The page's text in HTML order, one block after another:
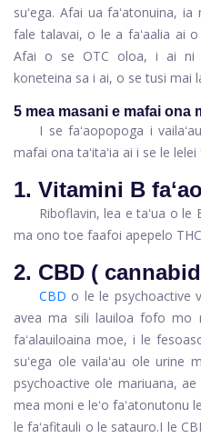
suʻega. Afai ua faʻatonuina,
fale talavai, o le a faʻaalia ai
Afai o se OTC oloa, i ai ni
koneteina sa i ai, o se tusi mai
5 mea masani e mafai ona
I se faʻaopopoga i
mafai ona taʻitaʻia ai i se le lelei
1. Vitamini B
Riboflavin, lea e taʻua o le
ma ono toe faafoi apepelo
2. CBD (
CBD o le le psychoactive
avea ma sili lauiloa fofo
faʻalauiloaina moe, i le
suʻega ole vailaʻau ole urine
psychoactive ole mariuana, ae
mea moni e leʻo faʻatonutonu
le faʻafitauli o le satauro.I le